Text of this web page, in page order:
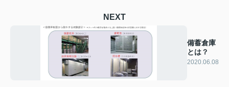
NEXT
備蓄倉庫
とは？
2020.06.08